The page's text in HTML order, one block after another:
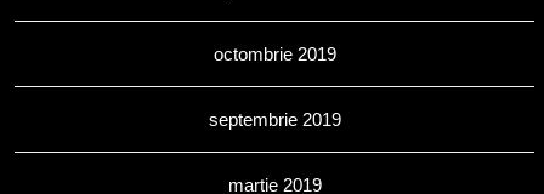
octombrie 2019
septembrie 2019
martie 2019